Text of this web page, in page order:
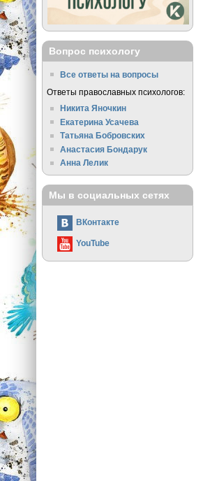
Вопрос психологу
Все ответы на вопросы
Ответы православных психологов:
Никита Яночкин
Екатерина Усачева
Татьяна Бобровских
Анастасия Бондарук
Анна Лелик
Мы в социальных сетях
ВКонтакте
YouTube